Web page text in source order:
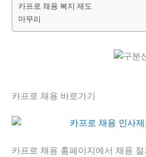
카프로 채용 복지 제도
마무리
카프로 채용 바로가기
카프로 채용 홈페이지에서 채용